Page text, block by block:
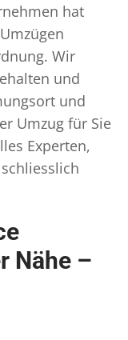
hat
Wir
und
und
Umzug für Sie
Experten,
Nähe –